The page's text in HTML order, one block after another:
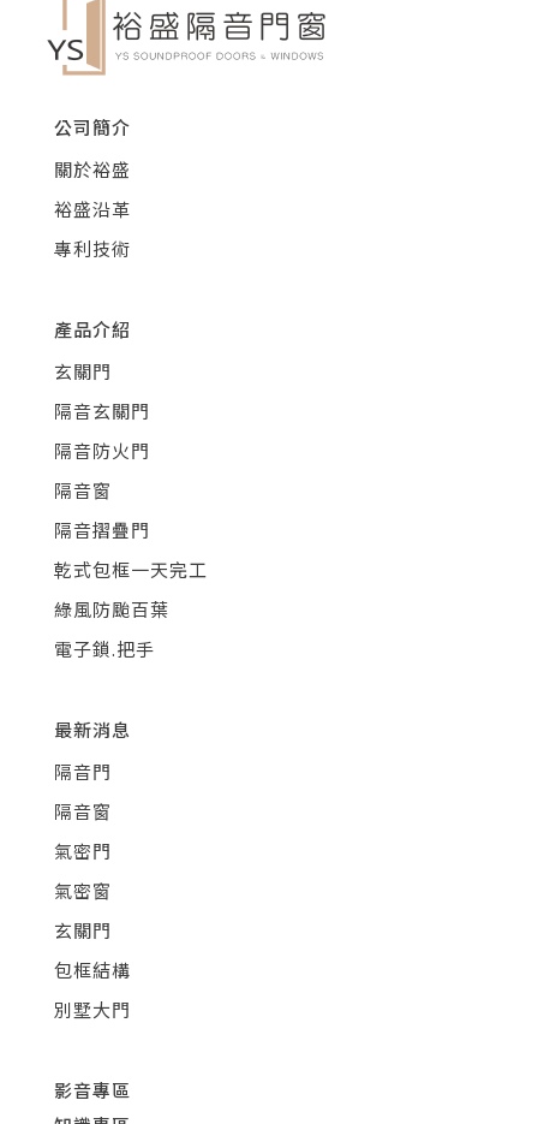
公司簡介
關於裕盛
裕盛沿革
專利技術
產品介紹
玄關門
隔音玄關門
隔音防火門
隔音窗
隔音摺疊門
乾式包框一天完工
綠風防颱百葉
電子鎖.把手
最新消息
隔音門
隔音窗
氣密門
氣密窗
玄關門
包框結構
別墅大門
影音專區